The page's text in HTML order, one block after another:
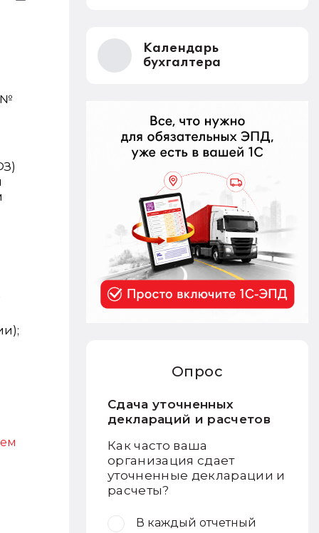
№
Календарь
бухгалтера
Опрос
Сдача уточненных
деклараций и расчетов
Как часто ваша
организация сдает
уточненные декларации и
расчеты?
В каждый отчетный